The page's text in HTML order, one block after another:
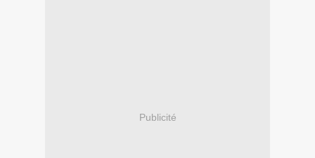
Publicité